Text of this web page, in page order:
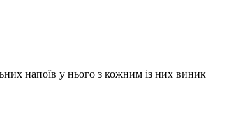
напоїв у нього з кожним із них виник